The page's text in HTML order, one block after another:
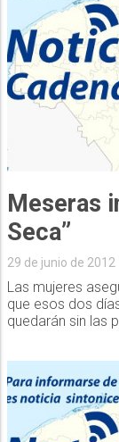
Meseras
Seca”
29 de junio de 2012
Las mujeres
que esos dos
quedarán sin las